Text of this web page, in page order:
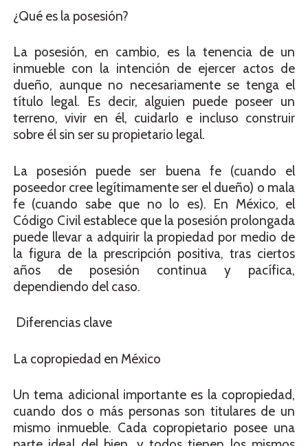
¿Qué es la posesión?
La posesión, en cambio, es la tenencia de un
inmueble con la intención de ejercer actos de
dueño, aunque no necesariamente se tenga el
título legal. Es decir, alguien puede poseer un
terreno, vivir en él, cuidarlo e incluso construir
sobre él sin ser su propietario legal.
La posesión puede ser buena fe (cuando el
poseedor cree legítimamente ser el dueño) o mala
fe (cuando sabe que no lo es). En México, el
Código Civil establece que la posesión prolongada
puede llevar a adquirir la propiedad por medio de
la figura de la prescripción positiva, tras ciertos
años de posesión continua y pacífica,
dependiendo del caso.
Diferencias clave
La copropiedad en México
Un tema adicional importante es la copropiedad,
cuando dos o más personas son titulares de un
mismo inmueble. Cada copropietario posee una